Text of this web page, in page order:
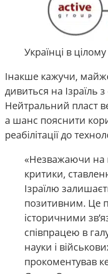
Українці в
Інакше кажучи,
дивиться на Ізраїль
Нейтральний пласт
а шанс пояснити
реабілітації до
«Незважаючи на
критики,
Ізраїлю
позитивним. Це
історичними
співпрацею в
науки і
прокоментував